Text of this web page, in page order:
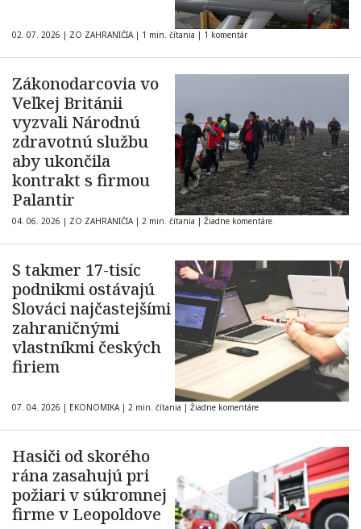
02. 07. 2026 | ZO ZAHRANIČIA | 1 min. čítania | 1 komentár
Zákonodarcovia vo
Veľkej Británii
vyzvali Národnú
zdravotnú službu
aby ukončila
kontrakt s firmou
Palantir
04. 06. 2026 | ZO ZAHRANIČIA | 2 min. čítania | Žiadne komentáre
S takmer 17-tisíc
podnikmi ostávajú
Slováci najčastejšími
zahraničnými
vlastníkmi českých
firiem
07. 04. 2026 | EKONOMIKA | 2 min. čítania | Žiadne komentáre
Hasiči od skorého
rána zasahujú pri
požiari v súkromnej
firme v Leopoldove